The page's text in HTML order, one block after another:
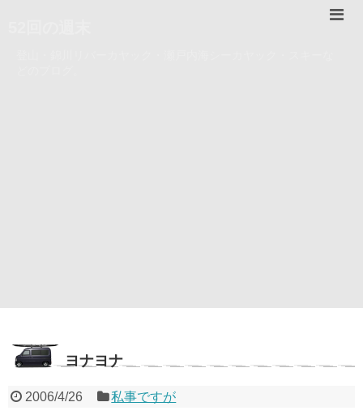
ヨナヨナ
2006/4/26 私事ですが